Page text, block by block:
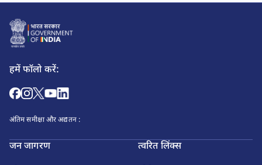
हमें फॉलो करें:
अंतिम समीक्षा और अद्यतन :
जन जागरण त्वरित लिंक्स